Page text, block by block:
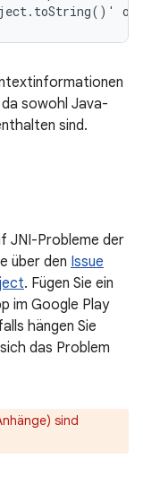
on
sowohl Java-
sind.
JNI-Probleme der
über den Issue
. Fügen Sie ein
im Google Play
hängen Sie
das Problem
sind